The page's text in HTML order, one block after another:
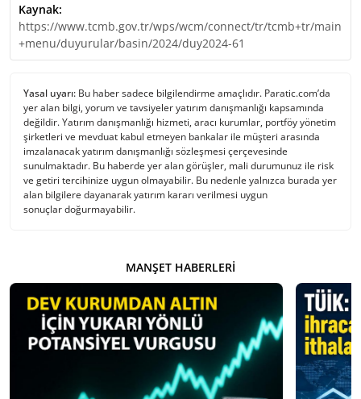
Kaynak:
https://www.tcmb.gov.tr/wps/wcm/connect/tr/tcmb+tr/main
+menu/duyurular/basin/2024/duy2024-61
Yasal uyarı: Bu haber sadece bilgilendirme amaçlıdır. Paratic.com’da
yer alan bilgi, yorum ve tavsiyeler yatırım danışmanlığı kapsamında
değildir. Yatırım danışmanlığı hizmeti, aracı kurumlar, portföy yönetim
şirketleri ve mevduat kabul etmeyen bankalar ile müşteri arasında
imzalanacak yatırım danışmanlığı sözleşmesi çerçevesinde
sunulmaktadır. Bu haberde yer alan görüşler, mali durumunuz ile risk
ve getiri tercihinize uygun olmayabilir. Bu nedenle yalnızca burada yer
alan bilgilere dayanarak yatırım kararı verilmesi uygun
sonuçlar doğurmayabilir.
MANŞET HABERLERI